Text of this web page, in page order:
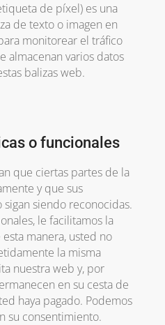
de píxel) es una
de texto o imagen en
monitorear el tráfico
almacenan varios datos
balizas web.
o funcionales
que ciertas partes de la
y que sus
siendo reconocidas.
le facilitamos la
manera, usted no
la misma
nuestra web y, por
en su cesta de
haya pagado. Podemos
su consentimiento.